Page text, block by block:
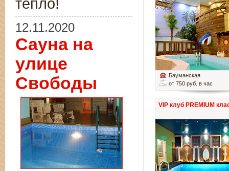
Бауманская
от 750 руб. в час
VIP клуб PREMIUM
тепло!
12.11.2020
Сауна на
улице
Свободы